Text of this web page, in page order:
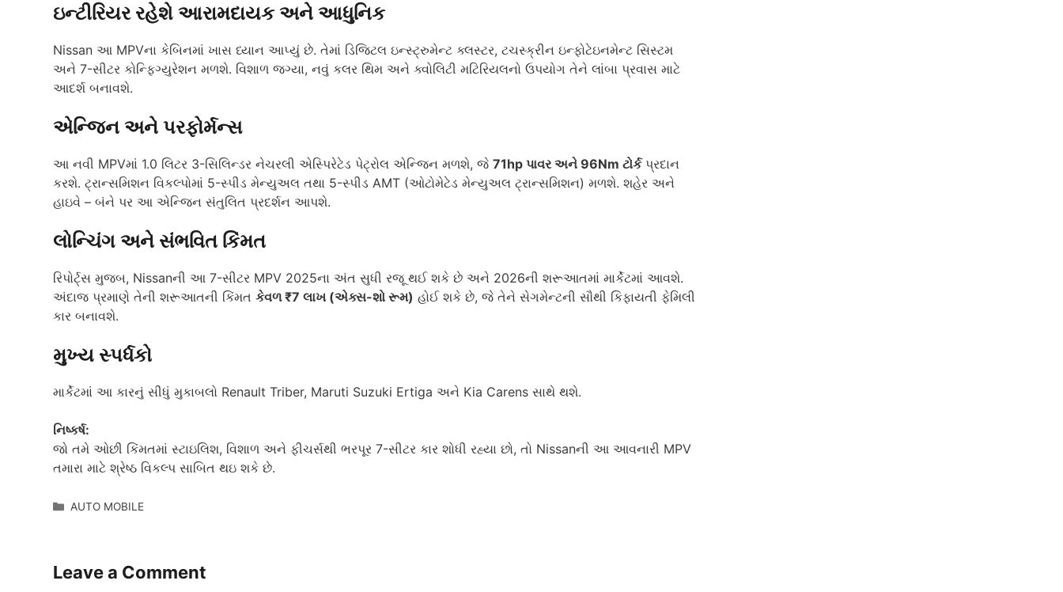
ઇન્ટીરિયર રહેશે આરામદાયક અને આધુનિક
Nissan આ MPVના કેબિનમાં ખાસ ધ્યાન આપ્યું છે. તેમાં ડિજિટલ ઇન્સ્ટ્રુમેન્ટ ક્લસ્ટર, ટચસ્ક્રીન ઇન્ફોટેઇનમેન્ટ સિસ્ટમ
અને 7-સીટર કોન્ફિગ્યુરેશન મળશે. વિશાળ જગ્યા, નવું કલર થિમ અને ક્વોલિટી મટિરિયલનો ઉપયોગ તેને લાંબા પ્રવાસ માટે
આદર્શ બનાવશે.
એન્જિન અને પરફોર્મન્સ
આ નવી MPVમાં 1.0 લિટર 3-સિલિન્ડર નેચરલી એસ્પિરેટેડ પેટ્રોલ એન્જિન મળશે, જે 71hp પાવર અને 96Nm ટોર્કપ્રદાન
કરશે. ટ્રાન્સમિશન વિકલ્પોમાં 5-સ્પીડ મેન્યુઅલ તથા 5-સ્પીડ AMT (ઓટોમેટેડ મેન્યુઅલ ટ્રાન્સમિશન) મળશે. શહેર અને
હાઇવે – બંને પર આ એન્જિન સંતુલિત પ્રદર્શન આપશે.
લોન્ચિંગ અને સંભવિત કિંમત
રિપોર્ટ્સ મુજબ, Nissanની આ 7-સીટર MPV 2025ના અંત સુધી રજૂ થઈ શકે છે અને 2026ની શરૂઆતમાં માર્કેટમાં આવશે.
અંદાજ પ્રમાણે તેની શરૂઆતની કિંમત કેવળ ₹7 લાખ (એક્સ-શો રૂમ) હોઈ શકે છે, જે તેને સેગમેન્ટની સૌથી કિફાયતી ફેમિલી
કાર બનાવશે.
મુખ્ય સ્પર્ધકો
માર્કેટમાં આ કારનું સીધું મુકાબલો Renault Triber, Maruti Suzuki Ertiga અને Kia Carens સાથે થશે.
નિષ્કર્ષ:
જો તમે ઓછી કિંમતમાં સ્ટાઇલિશ, વિશાળ અને ફીચર્સથી ભરપૂર 7-સીટર કાર શોધી રહ્યા છો, તો Nissanની આ આવનારી MPV
તમારા માટે શ્રેષ્ઠ વિકલ્પ સાબિત થઇ શકે છે.
Categories
AUTO MOBILE
Leave a Comment